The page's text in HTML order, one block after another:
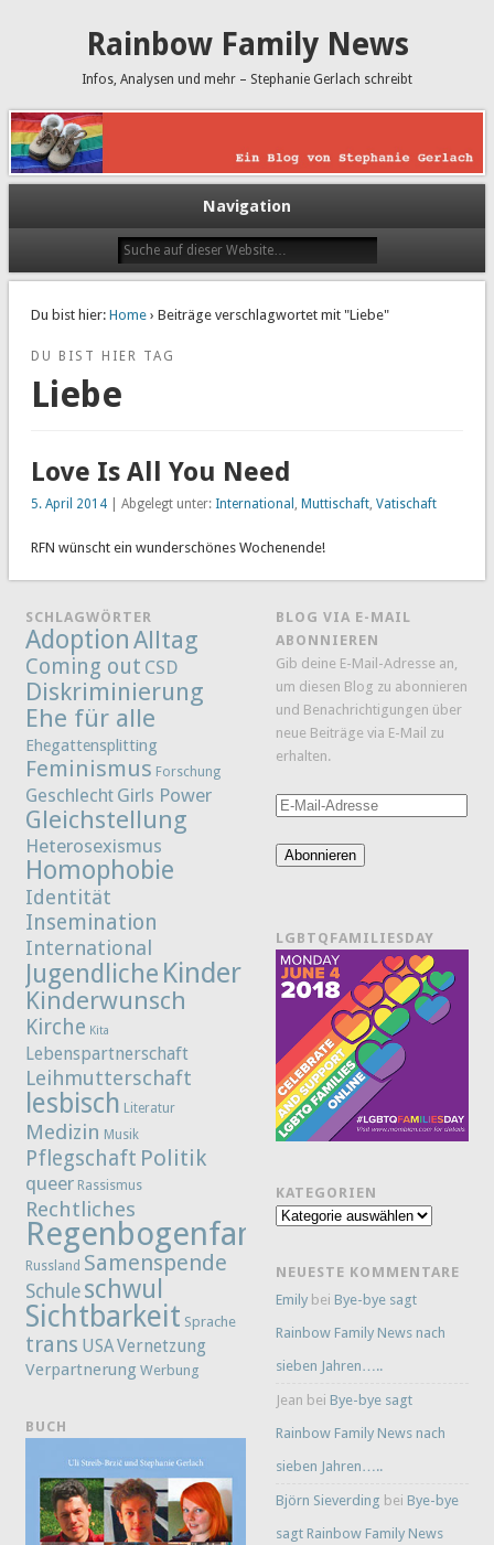
Rainbow Family News
Infos, Analysen und mehr – Stephanie Gerlach schreibt
Navigation
Du bist hier: Home› Beiträge verschlagwortet mit "Liebe"
DU BIST HIER TAG
Liebe
Love Is All You Need
5. April 2014| Abgelegt unter: International , Muttischaft, Vatischaft
RFN wünscht ein wunderschönes Wochenende!
SCHLAGWÖRTER
AdoptionAlltag
Coming out CSD
Diskriminierung
Ehe für alle
Ehegattensplitting
Feminismus Forschung
Geschlecht Girls Power
Gleichstellung
Heterosexismus
Homophobie
Identität
Insemination
International
Jugendliche Kinder
Kinderwunsch
Kirche Kita
Lebenspartnerschaft
Leihmutterschaft
lesbisch Literatur
Medizin Musik
Pflegschaft Politik
queer Rassismus
Rechtliches
Regenbogenfamilie
Russland Samenspende
Schule schwul
Sichtbarkeit Sprache
trans USAVernetzung
Verpartnerung Werbung
BUCH
BLOG VIA E-MAIL
ABONNIEREN
Gib deine E-Mail-Adresse an,
um diesen Blog zu abonnieren
und Benachrichtigungen über
neue Beiträge via E-Mail zu
erhalten.
E-
Adresse
Abonnieren
LGBTQFAMILIESDAY
KATEGORIEN
Kategorien
NEUESTE KOMMENTARE
Emily bei Bye-bye sagt
Rainbow Family News nach
sieben Jahren…..
Jean bei Bye-bye sagt
Rainbow Family News nach
sieben Jahren…..
Björn Sieverding bei Bye-bye
sagt Rainbow Family News